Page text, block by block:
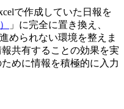
で作成していた日報を
」に完全に置き換え、
められない環境を整えま
共有することの効果を実
めに情報を積極的に入力